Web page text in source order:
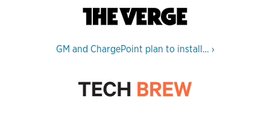
GM and ChargePoint plan to install… ›